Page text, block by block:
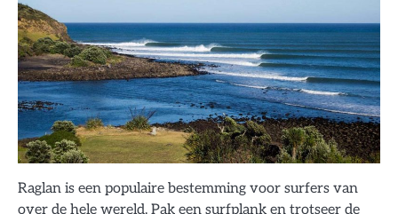
Raglan is een populaire bestemming voor surfers van
over de hele wereld. Pak een surfplank en trotseer de